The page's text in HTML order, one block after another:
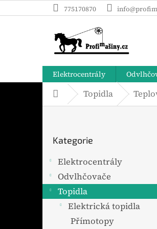
na
775170870
Elektrocentrály
DomůTopidla
í
kategorie
Kategorie
Elektrocentrály
Odvlhčovače
Topidla
Elektrická topidla
Přímotopy